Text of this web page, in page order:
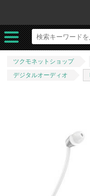
ツクモネットショップ
デジタルオーディオ